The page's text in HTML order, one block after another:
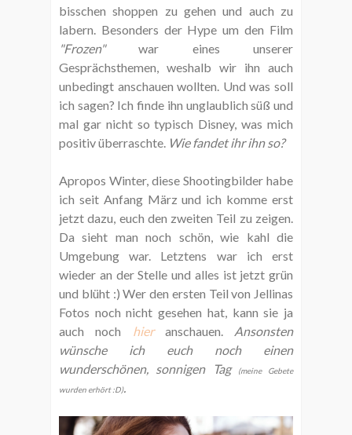
bisschen shoppen zu gehen und auch zu
labern. Besonders der Hype um den Film
"Frozen"war eines unserer
Gesprächsthemen, weshalb wir ihn auch
unbedingt anschauen wollten. Und was soll
ich sagen? Ich finde ihn unglaublich süß und
mal gar nicht so typisch Disney, was mich
positiv überraschte. Wie fandet ihr ihn so?
Apropos Winter, diese Shootingbilder habe
ich seit Anfang März und ich komme erst
jetzt dazu, euch den zweiten Teil zu zeigen.
Da sieht man noch schön, wie kahl die
Umgebung war. Letztens war ich erst
wieder an der Stelle und alles ist jetzt grün
und blüht :) Wer den ersten Teil von Jellinas
Fotos noch nicht gesehen hat, kann sie ja
auch noch hieranschauen. Ansonsten
wünsche ich euch noch einen
wunderschönen, sonnigen Tag
(meine Gebete
wurden erhört :D).